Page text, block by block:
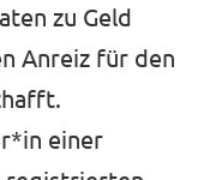
zu Geld
Anreiz für den
einer